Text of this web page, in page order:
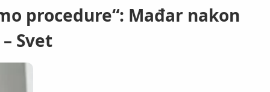
procedure“: Mađar nakon
Svet